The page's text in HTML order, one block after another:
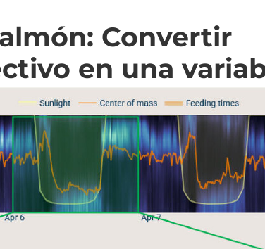
Convertir
en una